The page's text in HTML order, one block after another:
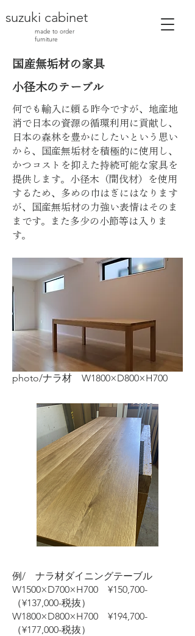
made to order
furniture
suzuki cabinet
​国産無垢材の家具
小径木のテーブル
何でも輸入に頼る昨今ですが、地産地
消で日本の資源の循環利用に貢献し、
日本の森林を豊かにしたいという思い
から、国産無垢材を積極的に使用し、
かつコストを抑えた持続可能な家具を
提供します。小径木（間伐材）を使用
するため、多めの巾はぎにはなります
が、国産無垢材の力強い表情はそのま
まです。また多少の小節等は入りま
す。
photo/ナラ材 W1800×D800×H700
例/ ナラ材ダイニングテーブル
W1500×D700×H700 ¥150,700-
（¥137,000-税抜）
W1800×D800×H700 ¥194,700-
（¥177,000-税抜）